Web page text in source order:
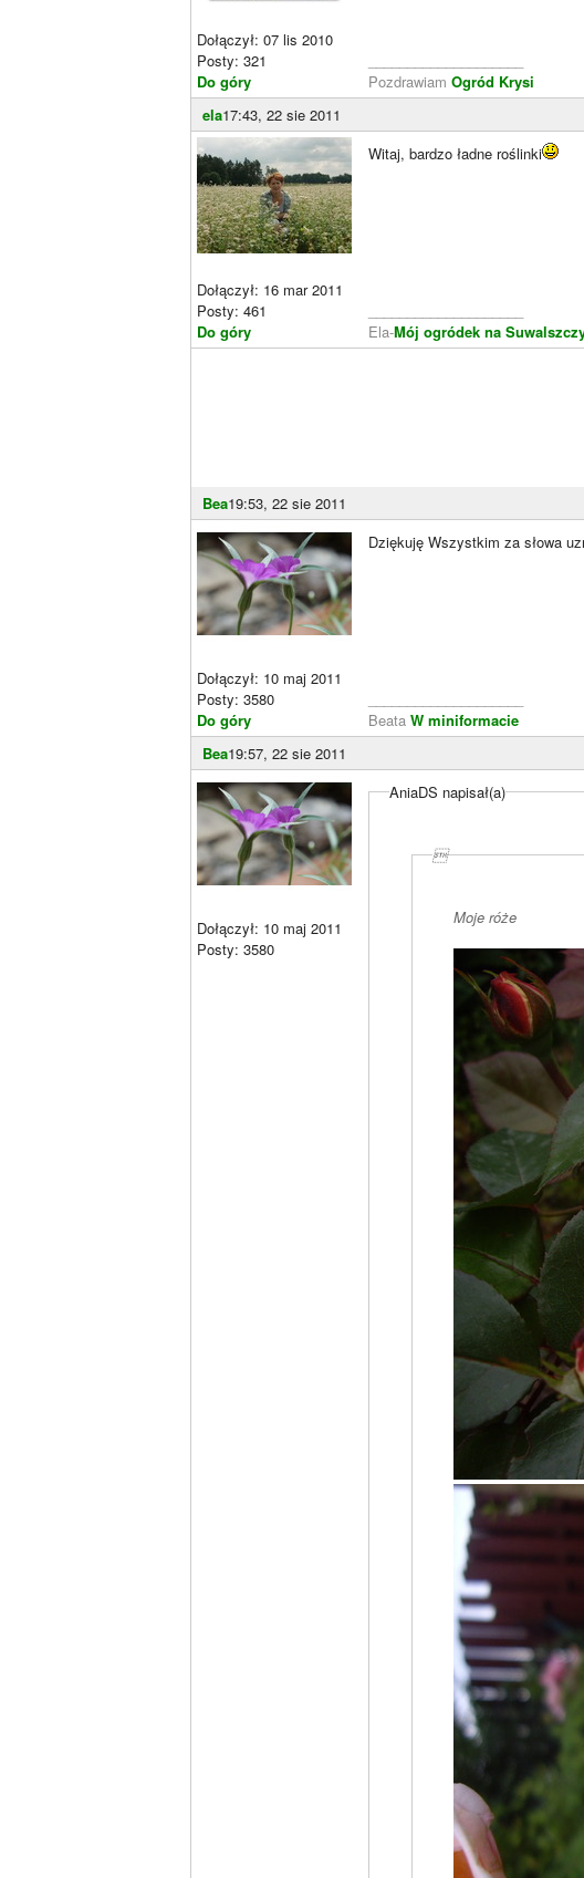
Dołączył: 07 lis 2010
Posty: 321
Do góry
Pozdrawiam Ogród Krysi
ela17:43, 22 sie 2011
Dołączył: 16 mar 2011
Posty: 461
Do góry
Witaj, bardzo ładne roślinki
Ela-Mój ogródek na
Bea19:53, 22 sie 2011
Dołączył: 10 maj 2011
Posty: 3580
Do góry
Dziękuję Wszystkim za słowa
Beata W miniformacie
Bea19:57, 22 sie 2011
Dołączył: 10 maj 2011
Posty: 3580
AniaDS napisał(a)

Moje róże